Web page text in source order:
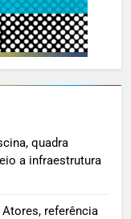
quadra
a infraestrutura
referência